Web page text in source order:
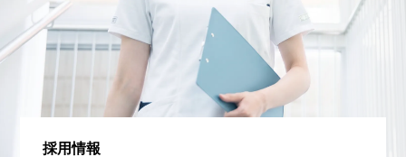
採用情報